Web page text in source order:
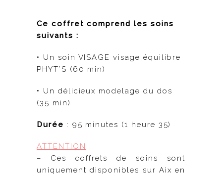
Ce coffret comprend les soins
suivants :
• Un soin VISAGE visage équilibre
PHYT’S (60 min)
• Un délicieux modelage du dos
(35 min)
Durée : 95 minutes (1 heure 35)
ATTENTION :
– Ces coffrets de soins sont
uniquement disponibles sur Aix en